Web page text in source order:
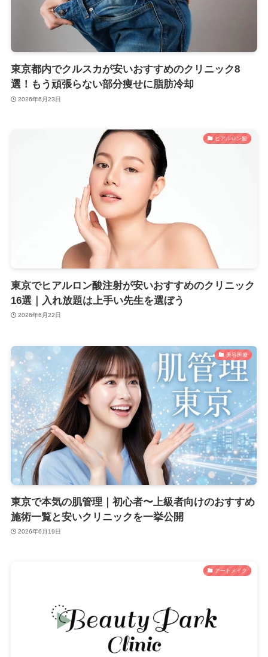
東京都内でクルスカが安いおすすめのクリニック8
選！もう頑張らない部分痩せに脂肪冷却
2026年6月23日
ヒアルロン酸
東京でヒアルロン酸注射が安いおすすめのクリニック
16選｜入れ放題は上手い先生を選ぼう
2026年6月22日
美容医療
東京で本気の肌管理｜初心者〜上級者向けのおすすめ
施術一覧と安いクリニックを一挙公開
2026年6月19日
アートメイク